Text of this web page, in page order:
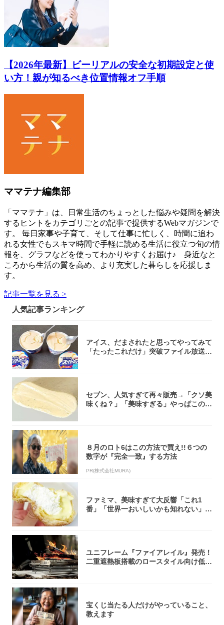
【2026年最新】ビーリアルの安全な初期設定と使
い方！親が知るべき位置情報オフ手順
ママテナ編集部
「ママテナ」は、日常生活のちょっとした悩みや疑問を解決
するヒントをカテゴリごとの記事で提供するWebマガジンで
す。 毎日家事や子育て、そして仕事に忙しく、時間に追わ
れる女性でもスキマ時間で手軽に読める生活に役立つ旬の情
報を、グラフなどを使ってわかりやすくお届け♪ 身近なと
ころから生活の質を高め、より充実した暮らしを応援しま
す。
記事一覧を見る >
人気記事ランキング
アイス、だまされたと思ってやってみて
「たったこれだけ」突破ファイル放送で
セブン、人気すぎて再々販売→「クソ美
味くね？」「美味すぎる」やっぱこのク
８月のロト6はこの方法で買え!!６つの
数字が『完全一致』する方法
PR(株式会社MURA)
ファミマ、美味すぎて大反響「これ1
番」「世界一おいしいかも知れない」
ユニフレーム『ファイアレイル』発売！
二重遮熱板搭載のロースタイル向け低型
宝くじ当たる人だけがやっていること、
教えます